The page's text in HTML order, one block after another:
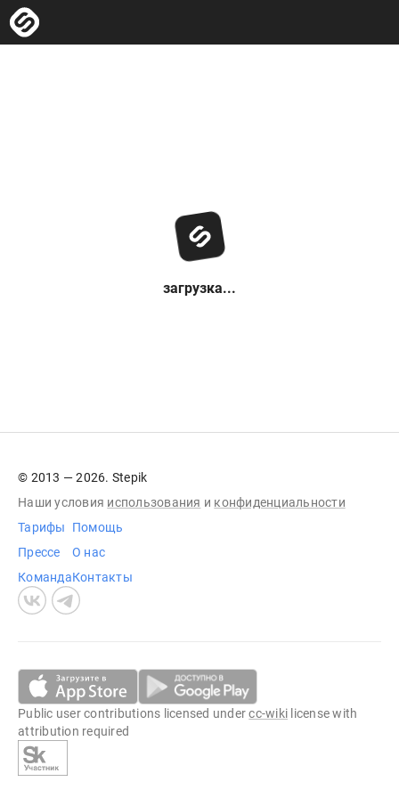
загрузка...
© 2013 — 2026. Stepik
Наши условия использования и конфиденциальности
Тарифы
Прессе
Команда
Помощь
О нас
Контакты
Public user contributions licensed undercc-wiki license with
attribution required